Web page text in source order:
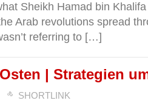
Sheikh Hamad bin
Arab revolutions spread
referring to […]
| Strategien
SHORTLINK